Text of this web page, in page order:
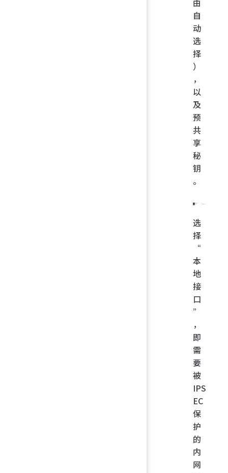
自
动
选
择
）
，
以
及
预
共
享
秘
钥
。
选
择
“
本
地
接
口
”
，
即
需
要
被
IPS
EC
保
护
的
内
网